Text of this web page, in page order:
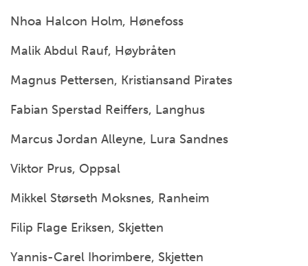
Nhoa Halcon Holm, Hønefoss
Malik Abdul Rauf, Høybråten
Magnus Pettersen, Kristiansand Pirates
Fabian Sperstad Reiffers, Langhus
Marcus Jordan Alleyne, Lura Sandnes
Viktor Prus, Oppsal
Mikkel Størseth Moksnes, Ranheim
Filip Flage Eriksen, Skjetten
Yannis-Carel Ihorimbere, Skjetten